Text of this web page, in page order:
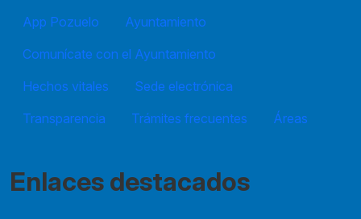
App Pozuelo
Ayuntamiento
Comunícate con el Ayuntamiento
Hechos vitales
Sede electrónica
Transparencia
Trámites frecuentes Áreas
Enlaces destacados